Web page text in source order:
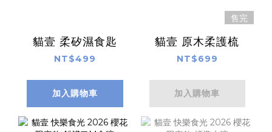
貓壹 柔矽濕食匙
NT$499
加入購物車
售完
貓壹 原木柔護梳
NT$699
加入購物車